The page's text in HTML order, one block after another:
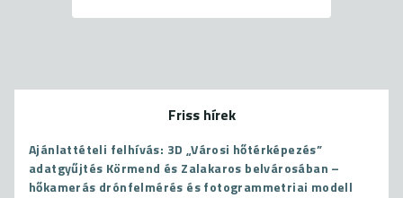
Friss hírek
Ajánlattételi felhívás: 3D „Városi hőtérképezés”
adatgyűjtés Körmend és Zalakaros belvárosában –
hőkamerás drónfelmérés és fotogrammetriai modell